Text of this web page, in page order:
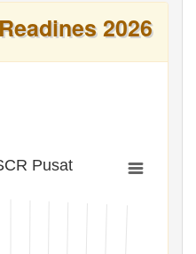
2026
Pusat